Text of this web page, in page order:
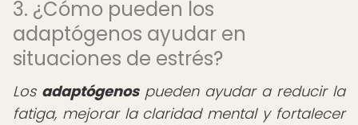
3. ¿Cómo pueden los
adaptógenos ayudar en
situaciones de estrés?
Los adaptógenospueden ayudar a reducir la
fatiga, mejorar la claridad mental y fortalecer